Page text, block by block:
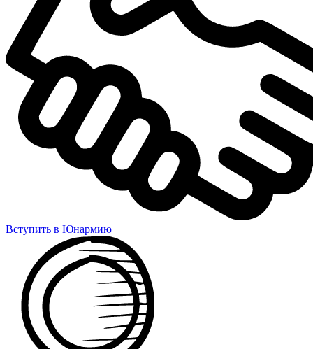
Вступить в Юнармию